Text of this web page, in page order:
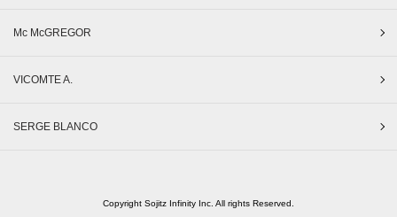
Mc McGREGOR
VICOMTE A.
SERGE BLANCO
Copyright Sojitz Infinity Inc. All rights Reserved.